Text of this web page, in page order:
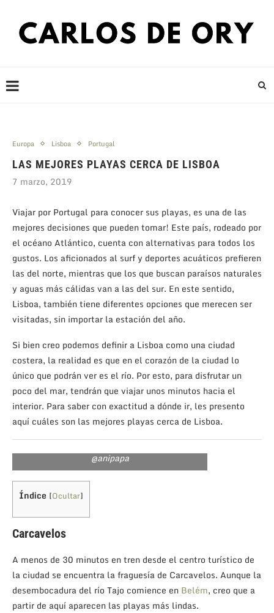
Europa Lisboa Portugal
LAS MEJORES PLAYAS CERCA DE LISBOA
7 marzo, 2019
Viajar por Portugal para conocer sus playas, es una de las
mejores decisiones que pueden tomar! Este país, rodeado por
el océano Atlántico, cuenta con alternativas para todos los
gustos. Los aficionados al surf y deportes acuáticos prefieren
las del norte, mientras que los que buscan paraísos naturales
y aguas más cálidas van a las del sur. En este sentido,
Lisboa, también tiene diferentes opciones que merecen ser
visitadas, sin importar la estación del año.
Si bien creo podemos definir a Lisboa como una ciudad
costera, la realidad es que en el corazón de la ciudad lo
único que podrán ver es el río. Por esto, para disfrutar un
poco del mar, tendrán que viajar unos minutos hacia el
interior. Para saber con exactitud a dónde ir, les presento
aquí cuáles son las mejores playas cerca de Lisboa.
@anipapa
Índice [Ocultar]
Carcavelos
A menos de 30 minutos en tren desde el centro turístico de
la ciudad se encuentra la fraguesía de Carcavelos. Aunque la
desembocadura del río Tajo comience en Belém, creo que a
partir de aquí aparecen las playas más lindas.